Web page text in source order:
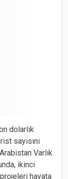
dolarlık
sayısını
Varlık
ikinci
hayata